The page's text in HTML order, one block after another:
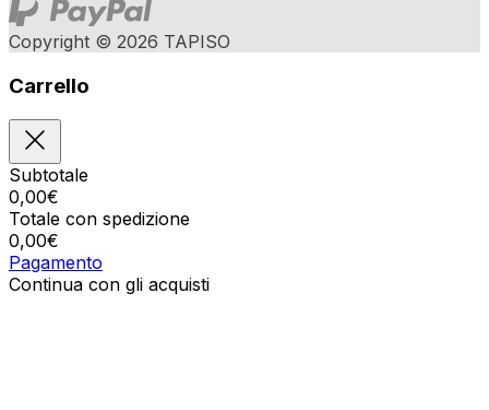
Copyright © 2026 TAPISO
Carrello
Subtotale
0,00€
Totale con spedizione
0,00€
Pagamento
Continua con gli acquisti